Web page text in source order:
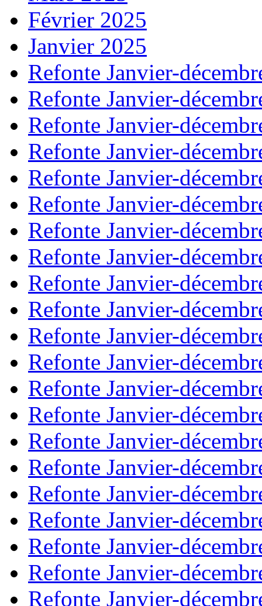
Février 2025
Janvier 2025
Refonte Janvier-
Refonte Janvier-
Refonte Janvier-
Refonte Janvier-
Refonte Janvier-
Refonte Janvier-
Refonte Janvier-
Refonte Janvier-
Refonte Janvier-
Refonte Janvier-
Refonte Janvier-
Refonte Janvier-
Refonte Janvier-
Refonte Janvier-
Refonte Janvier-
Refonte Janvier-
Refonte Janvier-
Refonte Janvier-
Refonte Janvier-
Refonte Janvier-
Refonte Janvier-